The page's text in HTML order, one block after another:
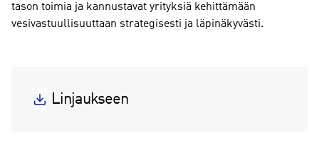
tason toimia ja kannustavat yrityksiä kehittämään
vesivastuullisuuttaan strategisesti ja läpinäkyvästi.
Linjaukseen
Lat
aa